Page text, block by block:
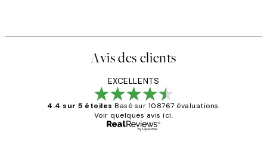
Avis des clients
EXCELLENTS
4.4 sur 5 étoiles Basé sur 108767 évaluations.
Voir quelques avis ici.